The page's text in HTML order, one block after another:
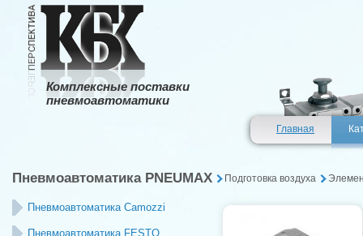
Комплексные поставки
пневмоавтоматики
Главная
Пневмоавтоматика PNEUMAX Подготовка воздуха
Пневмоавтоматика Camozzi
Пневмоавтоматика FESTO